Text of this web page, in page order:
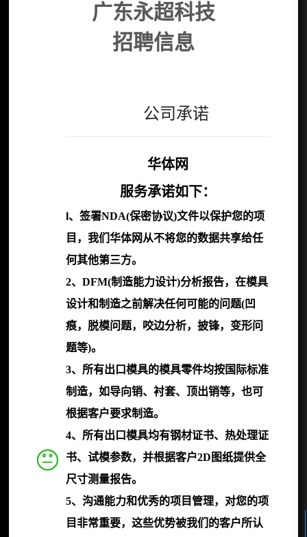
广东永超科技
招聘信息
公司承诺
华体网
服务承诺如下：
l、签署NDA(保密协议)文件以保护您的项
目，我们华体网从不将您的数据共享给任
何其他第三方。
2、DFM(制造能力设计)分析报告，在模具
设计和制造之前解决任何可能的问题(凹
痕，脱模问题，咬边分析，披锋，变形问
题等)。
3、所有出口模具的模具零件均按国际标准
制造，如导向销、衬套、顶出销等，也可
根据客户要求制造。
4、所有出口模具均有钢材证书、热处理证
书、试模参数，并根据客户2D图纸提供全
尺寸测量报告。
5、沟通能力和优秀的项目管理，对您的项
目非常重要，这些优势被我们的客户所认